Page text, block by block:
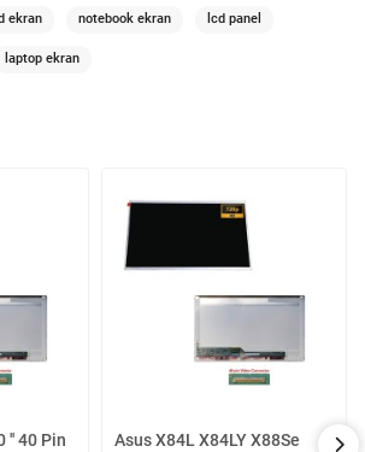
ekran notebook ekran lcd panel
laptop ekran
'' 40 Pin
Asus X84L X84LY X88Se